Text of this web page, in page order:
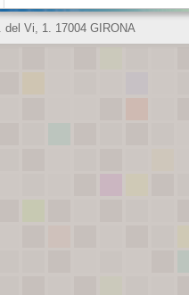
del Vi, 1. 17004 GIRONA